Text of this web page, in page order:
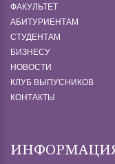
ФАКУЛЬТЕТ
АБИТУРИЕНТАМ
СТУДЕНТАМ
БИЗНЕСУ
НОВОСТИ
КЛУБ ВЫПУСНИКОВ
КОНТАКТЫ